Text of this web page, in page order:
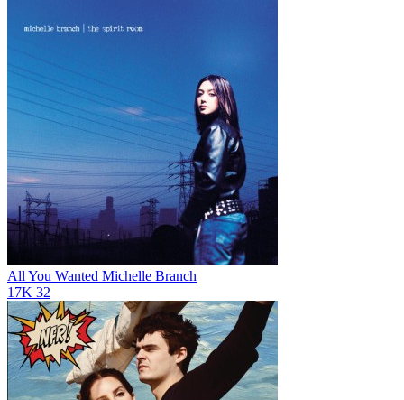
All You Wanted Michelle Branch
17K 32